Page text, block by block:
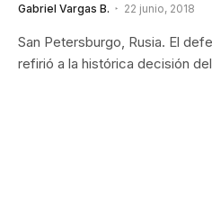
Gabriel Vargas B. 22 junio, 2018
San Petersburgo, Rusia. El
refirió a la histórica decisión